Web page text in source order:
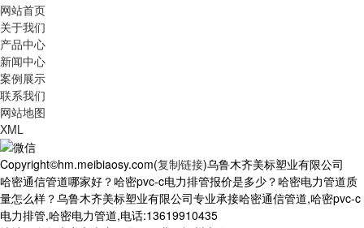
网站首页
关于我们
产品中心
新闻中心
案例展示
联系我们
网站地图
XML
Copyright©hm.meibiaosy.com(复制链接)乌鲁木齐美标塑业有限公司
哈密通信管道哪家好？哈密pvc-c电力排管报价是多少？哈密电力管道质
量怎么样？乌鲁木齐美标塑业有限公司专业承接哈密通信管道,哈密pvc-c
电力排管,哈密电力管道,电话:13619910435